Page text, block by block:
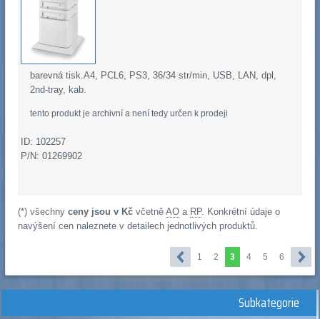
barevná tisk.A4, PCL6, PS3, 36/34 str/min, USB, LAN, dpl,
2nd-tray, kab.
tento produkt je archivní a není tedy určen k prodeji
ID: 102257
P/N: 01269902
(*) všechny ceny jsou v Kčvčetně AOa RP. Konkrétní údaje o
navýšení cen naleznete v detailech jednotlivých produktů.
1 2 3 4 5 6
Subkategorie